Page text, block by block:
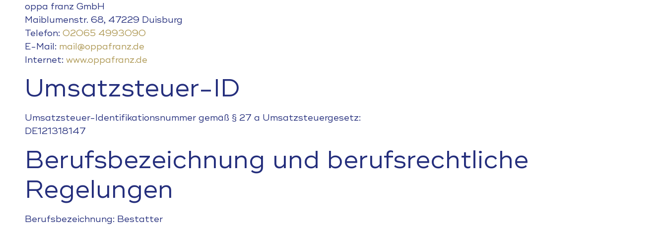
oppa franz GmbH
Maiblumenstr. 68, 47229 Duisburg
Telefon: 02065 4993090
E-Mail: mail@oppafranz.de
Internet: www.oppafranz.de
Umsatzsteuer-ID
Umsatzsteuer-Identifikationsnummer gemäß § 27 a Umsatzsteuergesetz:
DE121318147
Berufsbezeichnung und berufsrechtliche
Regelungen
Berufsbezeichnung: Bestatter